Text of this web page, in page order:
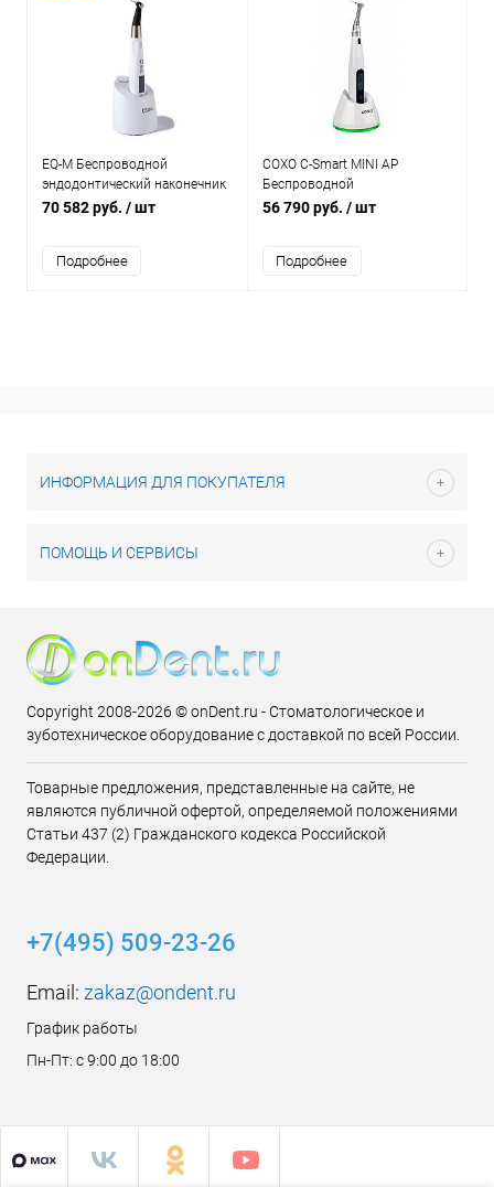
EQ-M Беспроводной
эндодонтический наконечник
70 582 руб. / шт
Подробнее
COXO C-Smart MINI AP
Беспроводной
эндодонтический аппарат с
56 790 руб. / шт
Подробнее
ИНФОРМАЦИЯ ДЛЯ ПОКУПАТЕЛЯ
ПОМОЩЬ И СЕРВИСЫ
Copyright 2008-2026 © onDent.ru - Стоматологическое и
зуботехническое оборудование с доставкой по всей России.
Товарные предложения, представленные на сайте, не
являются публичной офертой, определяемой положениями
Статьи 437 (2) Гражданского кодекса Российской
Федерации.
+7(495) 509-23-26
Email: zakaz@ondent.ru
График работы
Пн-Пт: с 9:00 до 18:00